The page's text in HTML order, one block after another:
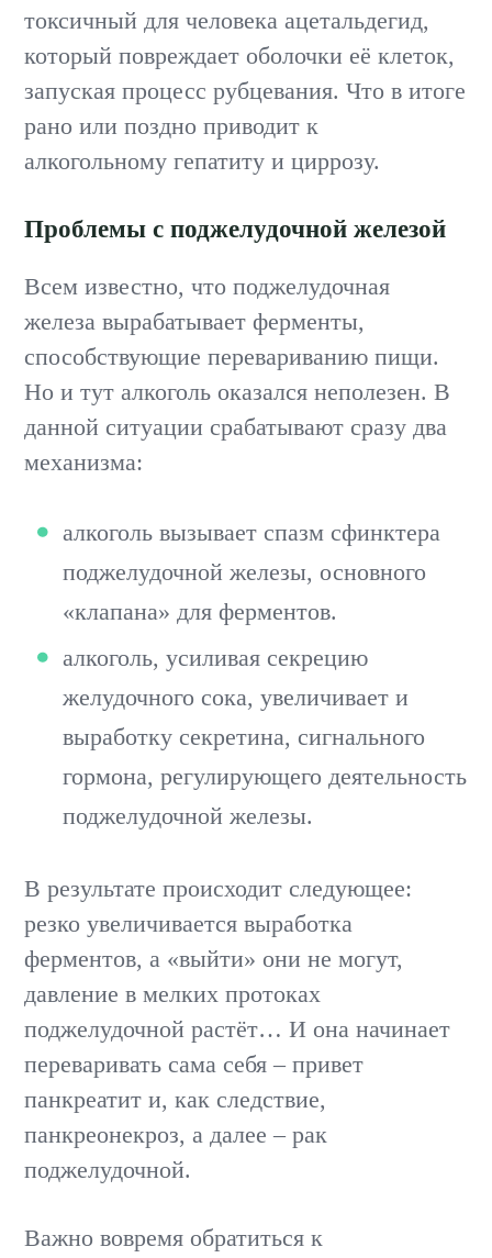
токсичный для человека ацетальдегид,
который повреждает оболочки её клеток,
запуская процесс рубцевания. Что в итоге
рано или поздно приводит к
алкогольному гепатиту и циррозу.
Проблемы с поджелудочной железой
Всем известно, что поджелудочная
железа вырабатывает ферменты,
способствующие перевариванию пищи.
Но и тут алкоголь оказался неполезен. В
данной ситуации срабатывают сразу два
механизма:
алкоголь вызывает спазм сфинктера
поджелудочной железы, основного
«клапана» для ферментов.
алкоголь, усиливая секрецию
желудочного сока, увеличивает и
выработку секретина, сигнального
гормона, регулирующего деятельность
поджелудочной железы.
В результате происходит следующее:
резко увеличивается выработка
ферментов, а «выйти» они не могут,
давление в мелких протоках
поджелудочной растёт… И она начинает
переваривать сама себя – привет
панкреатит и, как следствие,
панкреонекроз, а далее – рак
поджелудочной.
Важно вовремя обратиться к